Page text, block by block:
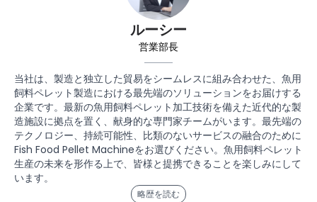
ルーシー
営業部長
当社は、製造と独立した貿易をシームレスに組み合わせた、魚用
飼料ペレット製造における最先端のソリューションをお届けする
企業です。最新の魚用飼料ペレット加工技術を備えた近代的な製
造施設に拠点を置く、献身的な専門家チームがいます。最先端の
テクノロジー、持続可能性、比類のないサービスの融合のために
Fish Food Pellet Machineをお選びください。魚用飼料ペレット
生産の未来を形作る上で、皆様と提携できることを楽しみにして
います。
略歴を読む